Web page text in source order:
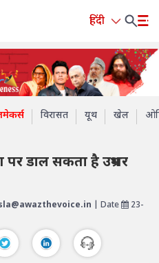
हिंदी
विरासत यूथ खेल
डाल सकता है उम्रभर
| Date
23-